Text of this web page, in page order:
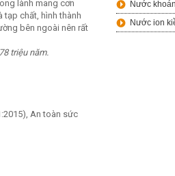
lành mang cơn
tạp chất, hình thành
bên ngoài nên rất
triệu năm.
An toàn sức
Nước
Nước ion